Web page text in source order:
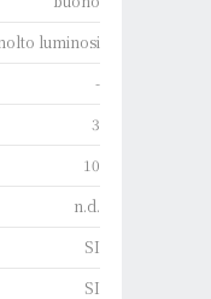
luminosi
-
3
10
n.d.
SI
SI